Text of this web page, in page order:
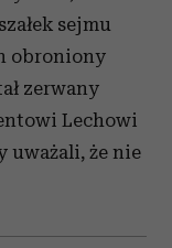
sejmu
obroniony
zerwany
Lechowi
uważali, że nie